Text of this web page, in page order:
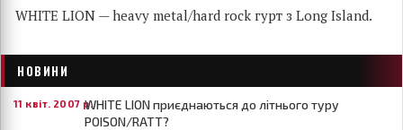
WHITE LION — heavy metal/hard rock гурт з Long Island.
НОВИНИ
11 квіт. 2007 р.WHITE LION приєднаються до літнього туру
POISON/RATT?